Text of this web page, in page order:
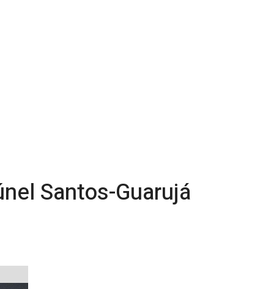
Santos-Guarujá